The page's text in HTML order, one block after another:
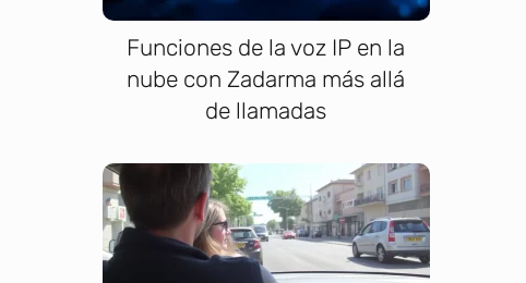
Funciones de la voz IP en la
nube con Zadarma más allá
de llamadas